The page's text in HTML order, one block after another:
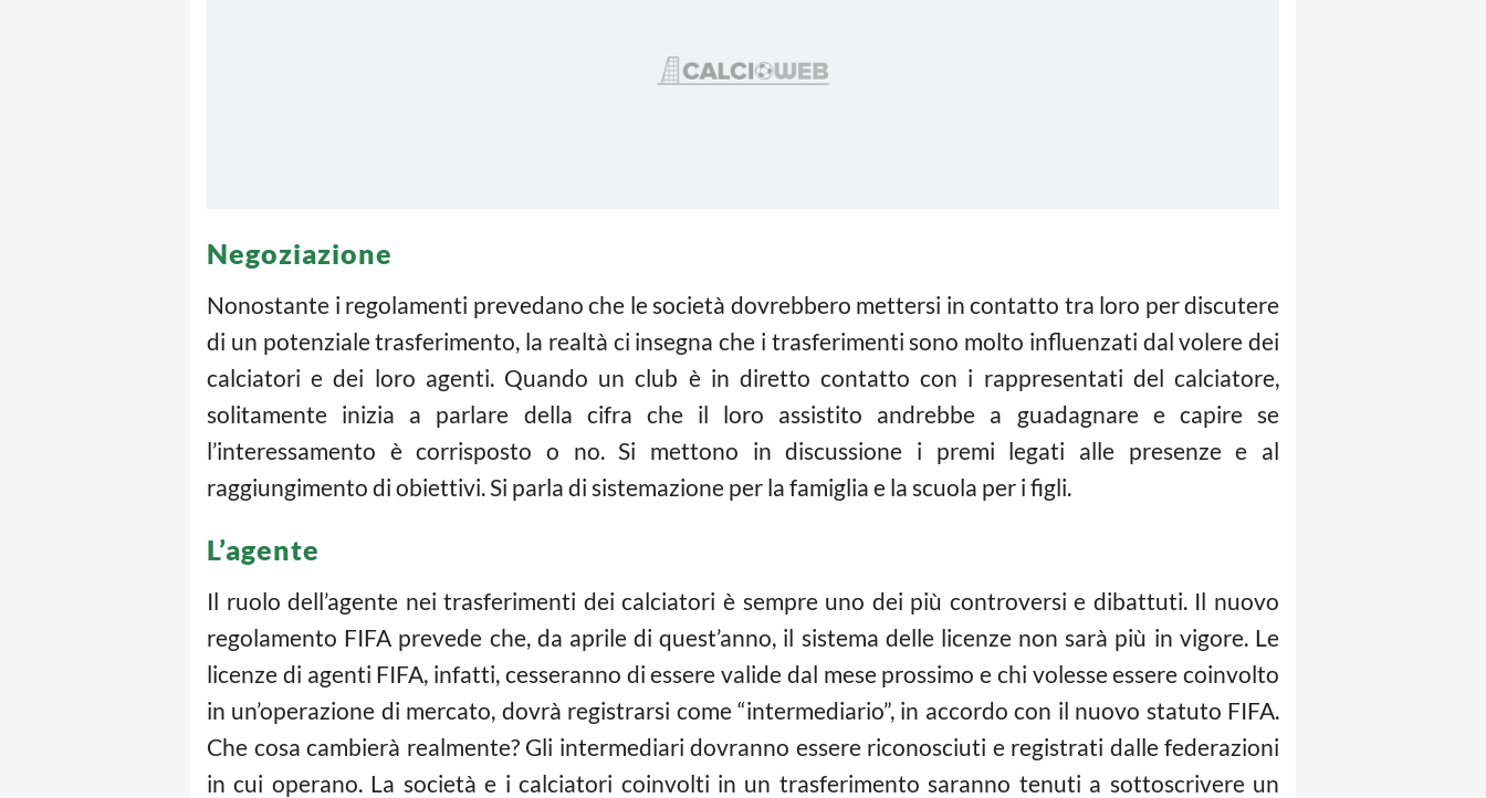
Negoziazione
Nonostante i regolamenti prevedano che le società dovrebbero mettersi in contatto tra loro per discutere
di un potenziale trasferimento, la realtà ci insegna che i trasferimenti sono molto influenzati dal volere dei
calciatori e dei loro agenti. Quando un club è in diretto contatto con i rappresentati del calciatore,
solitamente inizia a parlare della cifra che il loro assistito andrebbe a guadagnare e capire se
l’interessamento è corrisposto o no. Si mettono in discussione i premi legati alle presenze e al
raggiungimento di obiettivi. Si parla di sistemazione per la famiglia e la scuola per i figli.
L’agente
Il ruolo dell’agente nei trasferimenti dei calciatori è sempre uno dei più controversi e dibattuti. Il nuovo
regolamento FIFA prevede che, da aprile di quest’anno, il sistema delle licenze non sarà più in vigore. Le
licenze di agenti FIFA, infatti, cesseranno di essere valide dal mese prossimo e chi volesse essere coinvolto
in un’operazione di mercato, dovrà registrarsi come “intermediario”, in accordo con il nuovo statuto FIFA.
Che cosa cambierà realmente? Gli intermediari dovranno essere riconosciuti e registrati dalle federazioni
in cui operano. La società e i calciatori coinvolti in un trasferimento saranno tenuti a sottoscrivere un